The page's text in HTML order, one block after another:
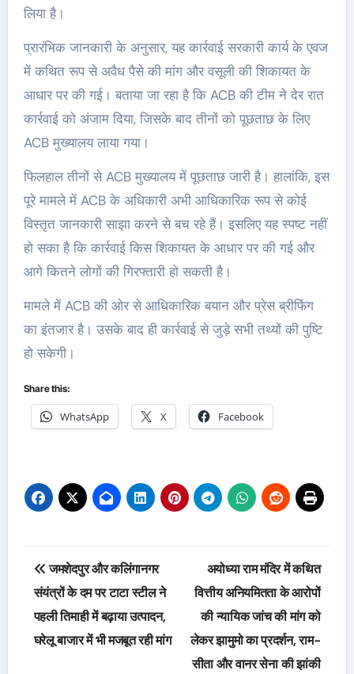
लिया है।
प्रारंभिक जानकारी के अनुसार, यह कार्रवाई सरकारी कार्य के एवज
में कथित रूप से अवैध पैसे की मांग और वसूली की शिकायत के
आधार पर की गई। बताया जा रहा है कि ACB की टीम ने देर रात
कार्रवाई को अंजाम दिया, जिसके बाद तीनों को पूछताछ के लिए
ACB मुख्यालय लाया गया।
फिलहाल तीनों से ACB मुख्यालय में पूछताछ जारी है। हालांकि, इस
पूरे मामले में ACB के अधिकारी अभी आधिकारिक रूप से कोई
विस्तृत जानकारी साझा करने से बच रहे हैं। इसलिए यह स्पष्ट नहीं
हो सका है कि कार्रवाई किस शिकायत के आधार पर की गई और
आगे कितने लोगों की गिरफ्तारी हो सकती है।
मामले में ACB की ओर से आधिकारिक बयान और प्रेस ब्रीफिंग
का इंतजार है। उसके बाद ही कार्रवाई से जुड़े सभी तथ्यों की पुष्टि
हो सकेगी।
Share this:
WhatsApp X Facebook
Post
navigation
जमशेदपुर और कलिंगानगर
संयंत्रों के दम पर टाटा स्टील ने
पहली तिमाही में बढ़ाया उत्पादन,
घरेलू बाजार में भी मजबूत रही मांग
अयोध्या राम मंदिर में कथित
वित्तीय अनियमितता के आरोपों
की न्यायिक जांच की मांग को
लेकर झामुमो का प्रदर्शन, राम-
सीता और वानर सेना की झांकी